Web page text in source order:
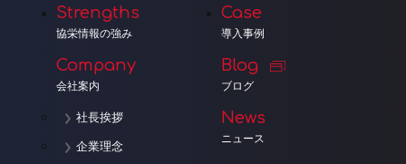
Strengths
協栄情報の強み
Company
会社案内
社長挨拶
企業理念
Case
導入事例
Blog
ブログ
News
ニュース